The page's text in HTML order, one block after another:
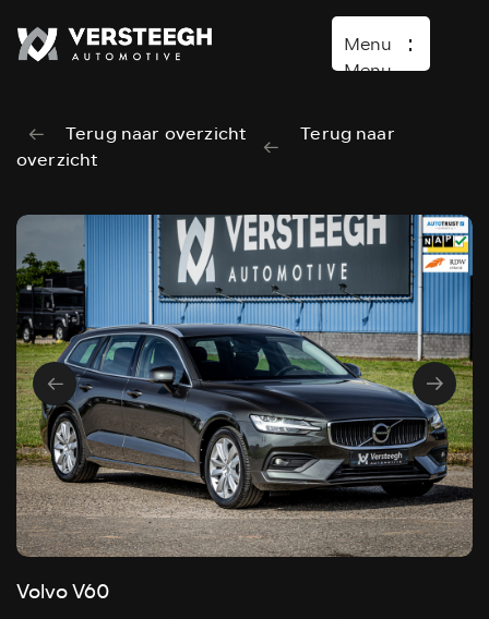
Menu
Menu
Home
Lease aanbod
Diensten
Lynk & Co
Over ons
Verkocht
Contact
Terug naar overzicht
Terug naar
overzicht
Volvo V60